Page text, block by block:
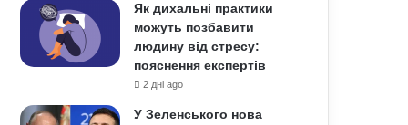
Як дихальні практики
можуть позбавити
людину від стресу:
пояснення експертів
2 дні ago
У Зеленського нова